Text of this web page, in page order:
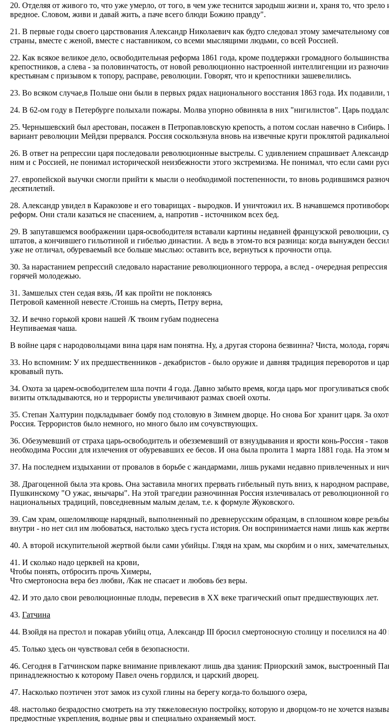
20. Отделяя от живого то, что уже умерло, от того, в чем уже теснится зародыш жизни и, храня то, что
вредное. Словом, живи и давай жить, а паче всего блюди Божию правду".
21. В первые годы своего царствования Александр Николаевич как будто следовал этому замечательному
страны, вместе с женой, вместе с наставником, со всеми мыслящими людьми, со всей Россией.
22. Как всякое великое дело, освободительная реформа 1861 года, кроме поддержки громадного
крепостников, а слева - за половинчатость, от новой революционно настроенной интеллигенции из
крестьянам с призывом к топору, расправе, революции. Говорят, что и крепостники зашевелились.
23. Во всяком случае,в Польше они были в первых рядах национального восстания 1863 года. Их подавили,
24. В 62-ом году в Петербурге полыхали пожары. Молва упорно обвиняла в них "нигилистов". Царь
25. Чернышевский был арестован, посажен в Петропавловскую крепость, а потом сослан навечно в
вариант революции Мейдзи прервался. Россия соскользнула вновь на извечные круги проклятой
26. В ответ на репрессии царя последовали революционные выстрелы. С удивлением спрашивает
ним и с Россией, не понимал исторической неизбежности этого экстремизма. Не понимал, что если сами
27. европейской выучки смогли прийти к мысли о необходимой постепенности, то вновь родившимся
десятилетий.
28. Александр увидел в Каракозове и его товарищах - выродков. И уничтожил их. В начавшемся
реформ. Они стали казаться не спасением, а, напротив - источником всех бед.
29. В запутавшемся воображении царя-освободителя вставали картины недавней французской революции,
штатов, а кончившего гильотиной и гибелью династии. А ведь в этом-то вся разница: когда вынужден
уже не отличал, обуреваемый все больше мыслью: оставить все, вернуться к прочности отца.
30. За нарастанием репрессий следовало нарастание революционного террора, а вслед - очередная
горячей молодежью.
31. Замшелых стен седая вязь, /И как пройти не поклонясь
Петровой каменной невесте /Стоишь на смерть, Петру верна,
32. И вечно горькой крови нашей /К твоим губам поднесена
Неупиваемая чаша.
В войне царя с народовольцами вина царя нам понятна. Ну, а другая сторона безвинна? Чиста, молода,
33. Но вспомним: У их предшественников - декабристов - было оружие и давняя традиция переворотов и
кровавый путь.
34. Охота за царем-освободителем шла почти 4 года. Давно забыто время, когда царь мог прогуливаться
визиты откладываются, но и террористы увеличивают размах своей охоты.
35. Степан Халтурин подкладываег бомбу под столовую в Зимнем дворце. Но снова Бог хранит царя. За
Россия. Террористов было немного, но много было им сочувствующих.
36. Обезумевший от страха царь-освободитель и обезземевший от взнуздывания и ярости конь-Россия -
необходима России для излечения от обуревавших ее бесов. И она была пролита 1 марта 1881 года. На
37. На последнем издыхании от провалов в борьбе с жандармами, лишь руками недавно привлеченных и
38. Драгоценной была эта кровь. Она заставила многих прервать гибельный путь вниз, к народном
Пушкинскому "О ужас, янычары". На этой трагедии разночинная Россия излечивалась от революционной
национальных традиций, повседневным малым делам, т.е. к формуле Жуковского.
39. Сам храм, ошеломляюще нарядный, выполненный по древнерусским образцам, в сплошном ковре
внутри - но нет сил им любоваться, настолько здесь густа история. Он воспринимается нами лишь как
40. А второй искупительной жертвой были сами убийцы. Глядя на храм, мы скорбим и о них,
41. И сколько надо церквей на крови,
Чтобы понять, отбросить прочь Химеры,
Что смертоносна вера без любви, /Как не спасает и любовь без веры.
42. И это дало свои революционные плоды, перевесив в XX веке трагический опыт предшествующих лет.
43. Гатчина
44. Взойдя на престол и покарав убийц отца, Александр III бросил смертоносную столицу и поселился на
45. Только здесь он чувствовал себя в безопасности.
46. Сегодня в Гатчинском парке внимание привлекают лишь два здания: Приорский замок, выстроенный
принадлежностью к которому Павел очень гордился, и царский дворец.
47. Насколько поэтичен этот замок из сухой глины на берегу когда-то большого озера,
48. настолько безрадостно смотреть на эту тяжеловесную постройку, которую и дворцом-то не хочется
предмостные укрепления, водные рвы и специально охраняемый мост.